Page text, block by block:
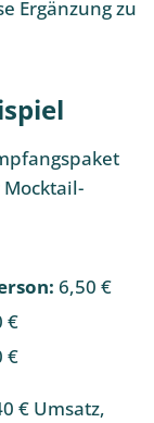
Ergänzung zu
6,50 €
€
€
€ Umsatz,